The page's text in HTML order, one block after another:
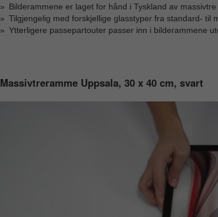
Bilderammene er laget for hånd i Tyskland av
Tilgjengelig med forskjellige glasstyper fra standard- til
Ytterligere passepartouter passer inn i bilderammene
Massivtreramme Uppsala, 30 x 40 cm, svart